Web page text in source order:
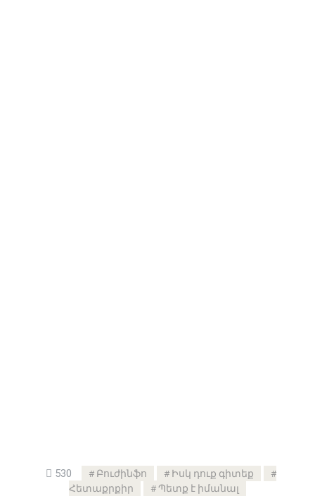
530 Բուժինֆո
Իսկ դուք գիտեք
Հետաքրքիր
Պետք է իմանալ